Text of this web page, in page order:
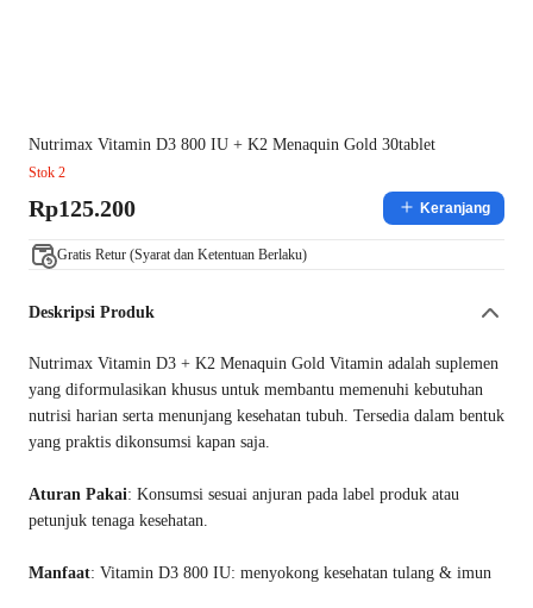
Nutrimax Vitamin D3 800 IU + K2 Menaquin Gold 30tablet
Stok 2
Rp125.200 Keranjang
Gratis Retur (Syarat dan Ketentuan Berlaku)
Deskripsi Produk
Nutrimax Vitamin D3 + K2 Menaquin Gold Vitamin adalah suplemen
yang diformulasikan khusus untuk membantu memenuhi kebutuhan
nutrisi harian serta menunjang kesehatan tubuh. Tersedia dalam bentuk
yang praktis dikonsumsi kapan saja.
Aturan Pakai: Konsumsi sesuai anjuran pada label produk atau
petunjuk tenaga kesehatan.
Manfaat: Vitamin D3 800 IU: menyokong kesehatan tulang & imun